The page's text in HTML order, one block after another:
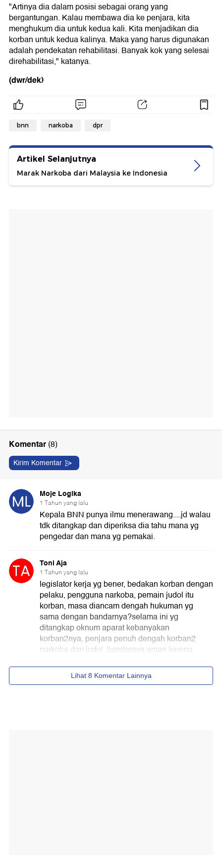
"Artinya dia dalam posisi sebagai orang yang
bergantungan. Kalau membawa dia ke penjara, kita
menghukum dia untuk kedua kali. Kita menjadikan dia
korban untuk kedua kalinya. Maka yang harus digunakan
adalah pendekatan rehabilitasi. Banyak kok yang selesai
direhabilitasi," katanya.
(dwr/dek)
bnn narkoba dpr
Artikel Selanjutnya
Marak Narkoba dari Malaysia ke Indonesia